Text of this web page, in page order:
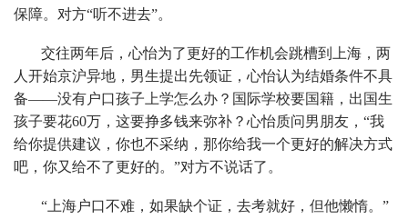
保障。对方“听不进去”。
交往两年后，心怡为了更好的工作机会跳槽到上海，两
人开始京沪异地，男生提出先领证，心怡认为结婚条件不具
备——没有户口孩子上学怎么办？国际学校要国籍，出国生
孩子要花60万，这要挣多钱来弥补？心怡质问男朋友，“我
给你提供建议，你也不采纳，那你给我一个更好的解决方式
吧，你又给不了更好的。”对方不说话了。
“上海户口不难，如果缺个证，去考就好，但他懒惰。”